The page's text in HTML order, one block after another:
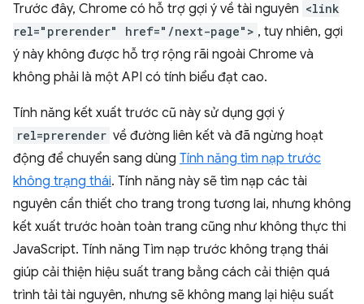
Trước đây, Chrome có hỗ trợ gợi ý về tài nguyên <link
rel="prerender" href="/next-page"> , tuy nhiên, gợi
ý này không được hỗ trợ rộng rãi ngoài Chrome và
không phải là một API có tính biểu đạt cao.
Tính năng kết xuất trước cũ này sử dụng gợi ý
rel=prerender về đường liên kết và đã ngừng hoạt
động để chuyển sang dùng Tính năng tìm nạp trước
không trạng thái. Tính năng này sẽ tìm nạp các tài
nguyên cần thiết cho trang trong tương lai, nhưng không
kết xuất trước hoàn toàn trang cũng như không thực thi
JavaScript. Tính năng Tìm nạp trước không trạng thái
giúp cải thiện hiệu suất trang bằng cách cải thiện quá
trình tải tài nguyên, nhưng sẽ không mang lại hiệu suất